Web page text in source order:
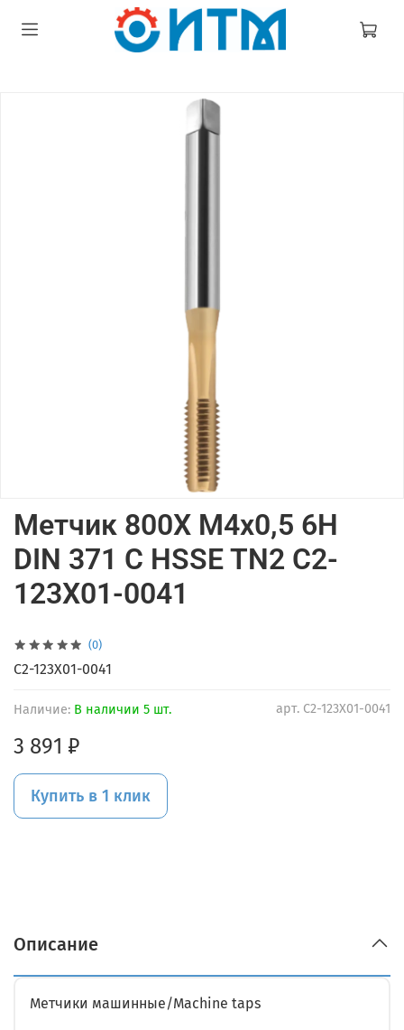
(0)
арт. C2-123X01-0041
Наличие: В наличии 5 шт.
Метчик 800X M4x0,5 6H
DIN 371 C HSSE TN2 C2-
123X01-0041
3 891 ₽
Купить в 1 клик
C2-123X01-0041
Описание
Метчики машинные/Machine taps